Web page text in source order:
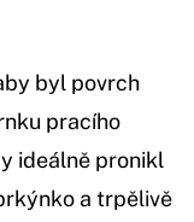
byl povrch
pracího
ideálně pronikl
a trpělivě